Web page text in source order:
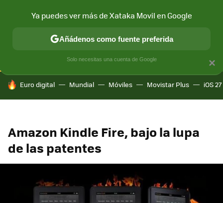
CONECTIVIDAD MÓVIL Y SOCIEDAD APLICACIONES
HOY SE HABLA DE
Euro digital Mundial Móviles Movistar Plus iOS 27
Amazon Kindle Fire, bajo la lupa
de las patentes
×
Ya puedes ver más de Xataka Movil en Google
Añádenos como fuente preferida
Solo necesitas una cuenta de Google